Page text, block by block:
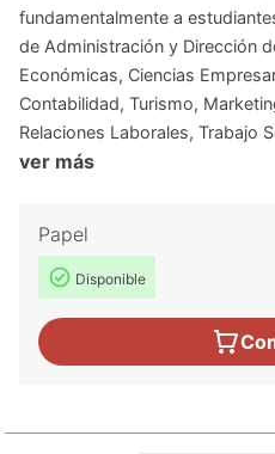
fundamentalmente a
de Administración y Dirección
Económicas, Ciencias
Contabilidad, Turismo,
Relaciones Laborales, Trabajo
ver más
Papel
Disponible